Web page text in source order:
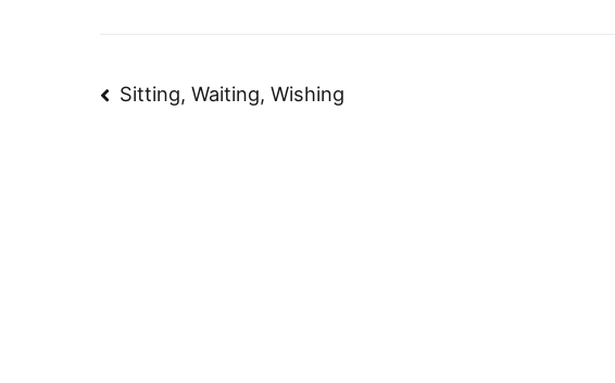
Beitragsnavigation
Sitting, Waiting, Wishing